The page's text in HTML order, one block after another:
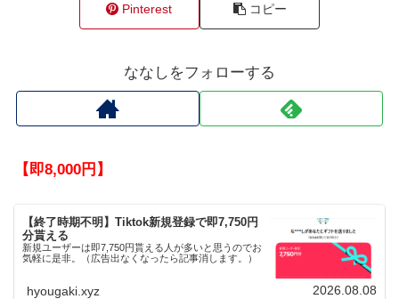
Pinterest コピー
ななしをフォローする
【即8,000円】
【終了時期不明】Tiktok新規登録で即7,750円
分貰える
新規ユーザーは即7,750円貰える人が多いと思うのでお
気軽に是非。（広告出なくなったら記事消します。）
hyougaki.xyz 2026.08.08